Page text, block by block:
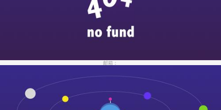
邮箱：